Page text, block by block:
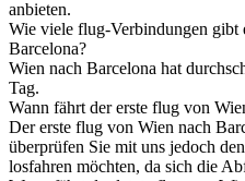
anbieten.
Wie viele flug-Verbindungen gibt
Barcelona?
Wien nach Barcelona hat
Tag.
Wann fährt der erste flug von
Der erste flug von Wien nach
überprüfen Sie mit uns jedoch
losfahren möchten, da sich die